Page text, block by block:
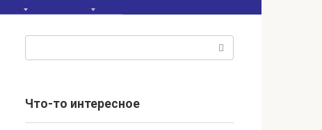
Что-то интересное